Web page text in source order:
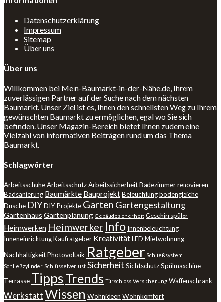
Datenschutzerklärung
Impressum
Sitemap
Über uns
Über uns
Willkommen bei Mein-Baumarkt-in-der-Nähe.de, Ihrem
zuverlässigen Partner auf der Suche nach dem nächsten
Baumarkt. Unser Ziel ist es, Ihnen den schnellsten Weg zu Ihrem
gewünschten Baumarkt zu ermöglichen, egal wo Sie sich
befinden. Unser Magazin-Bereich bietet Ihnen zudem eine
Vielzahl von informativen Beiträgen rund um das Thema
Baumarkt.
Schlagwörter
ArbeitsschuheArbeitsschutzArbeitssicherheitBadezimmer renovieren
Badsanierung Baumärkte BauprojektBeleuchtungbodengleiche
Dusche DIYDIY Projekte Garten Gartengestaltung
Gartenhaus Gartenplanung Gebäudesicherheit Geschirrspüler
Heimwerken Heimwerker Info Innenbeleuchtung
InneneinrichtungKaufratgeber KreativitätLED Mietwohnung
NachhaltigkeitPhotovoltaik Ratgeber Schließsystem
Schließzylinder Schlüsselverlust Sicherheit SichtschutzSpülmaschine
Terrasse TippsTrends Türschloss Versicherung Waffenschrank
WerkstattWissen Wohnideen Wohnkomfort